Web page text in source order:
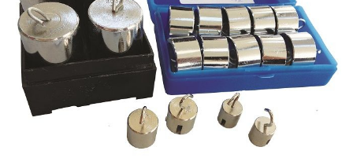
Suporti/Standuri/Accesorii
Imprimante si Multifunctionale
Imprimante si Scanere 3D
Imprimante 3D
Creioane 3D
Accesorii 3D